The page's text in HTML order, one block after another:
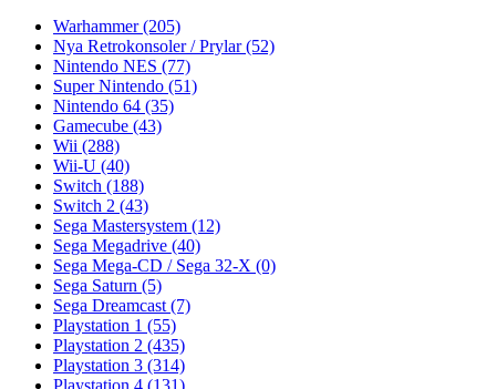
Warhammer(205)
Nya Retrokonsoler / Prylar(52)
Nintendo NES (77)
Super Nintendo (51)
Nintendo 64 (35)
Gamecube (43)
Wii (288)
Wii-U (40)
Switch (188)
Switch 2 (43)
Sega Mastersystem (12)
Sega Megadrive (40)
Sega Mega-CD / Sega 32-X (0)
Sega Saturn (5)
Sega Dreamcast (7)
Playstation 1 (55)
Playstation 2 (435)
Playstation 3 (314)